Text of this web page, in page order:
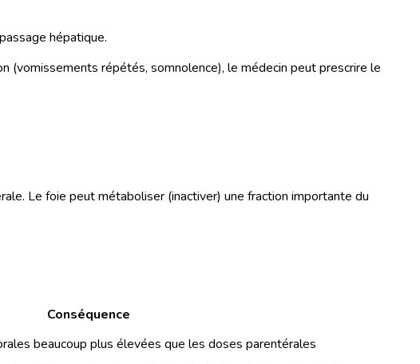
hépatique.
(vomissements répétés, somnolence), le médecin peut prescrire le
Le foie peut métaboliser (inactiver) une fraction importante du
Conséquence
beaucoup plus élevées que les doses parentérales